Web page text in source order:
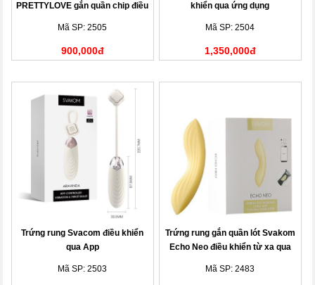
PRETTYLOVE gắn quần chip điều
Mã SP: 2505
900,000đ
khiển qua ứng dụng
Mã SP: 2504
1,350,000đ
Trứng rung Svacom điều khiển
qua App
Mã SP: 2503
Trứng rung gắn quần lót Svakom
Echo Neo điều khiển từ xa qua
Mã SP: 2483